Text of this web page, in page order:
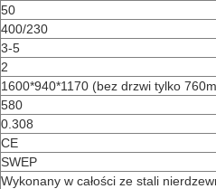
50
400/230
3-5
2
1600*940*1170 (bez drzwi tylko
580
0.308
CE
SWEP
Wykonany w całości ze stali